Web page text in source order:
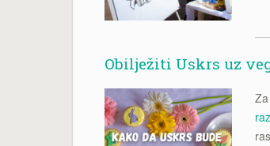
Obilježiti Uskrs uz